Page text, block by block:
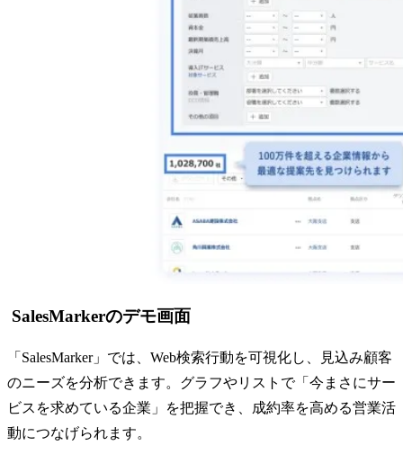
SalesMarkerのデモ画面
「SalesMarker」では、Web検索行動を可視化し、見込み顧客
のニーズを分析できます。グラフやリストで「今まさにサー
ビスを求めている企業」を把握でき、成約率を高める営業活
動につなげられます。